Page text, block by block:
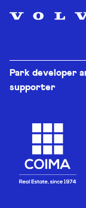
Park developer
supporter